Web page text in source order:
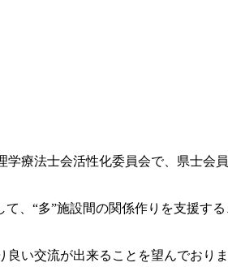
療法士会活性化委員会で、県士会
、“多”施設間の関係作りを支援す
い交流が出来ることを望んでお